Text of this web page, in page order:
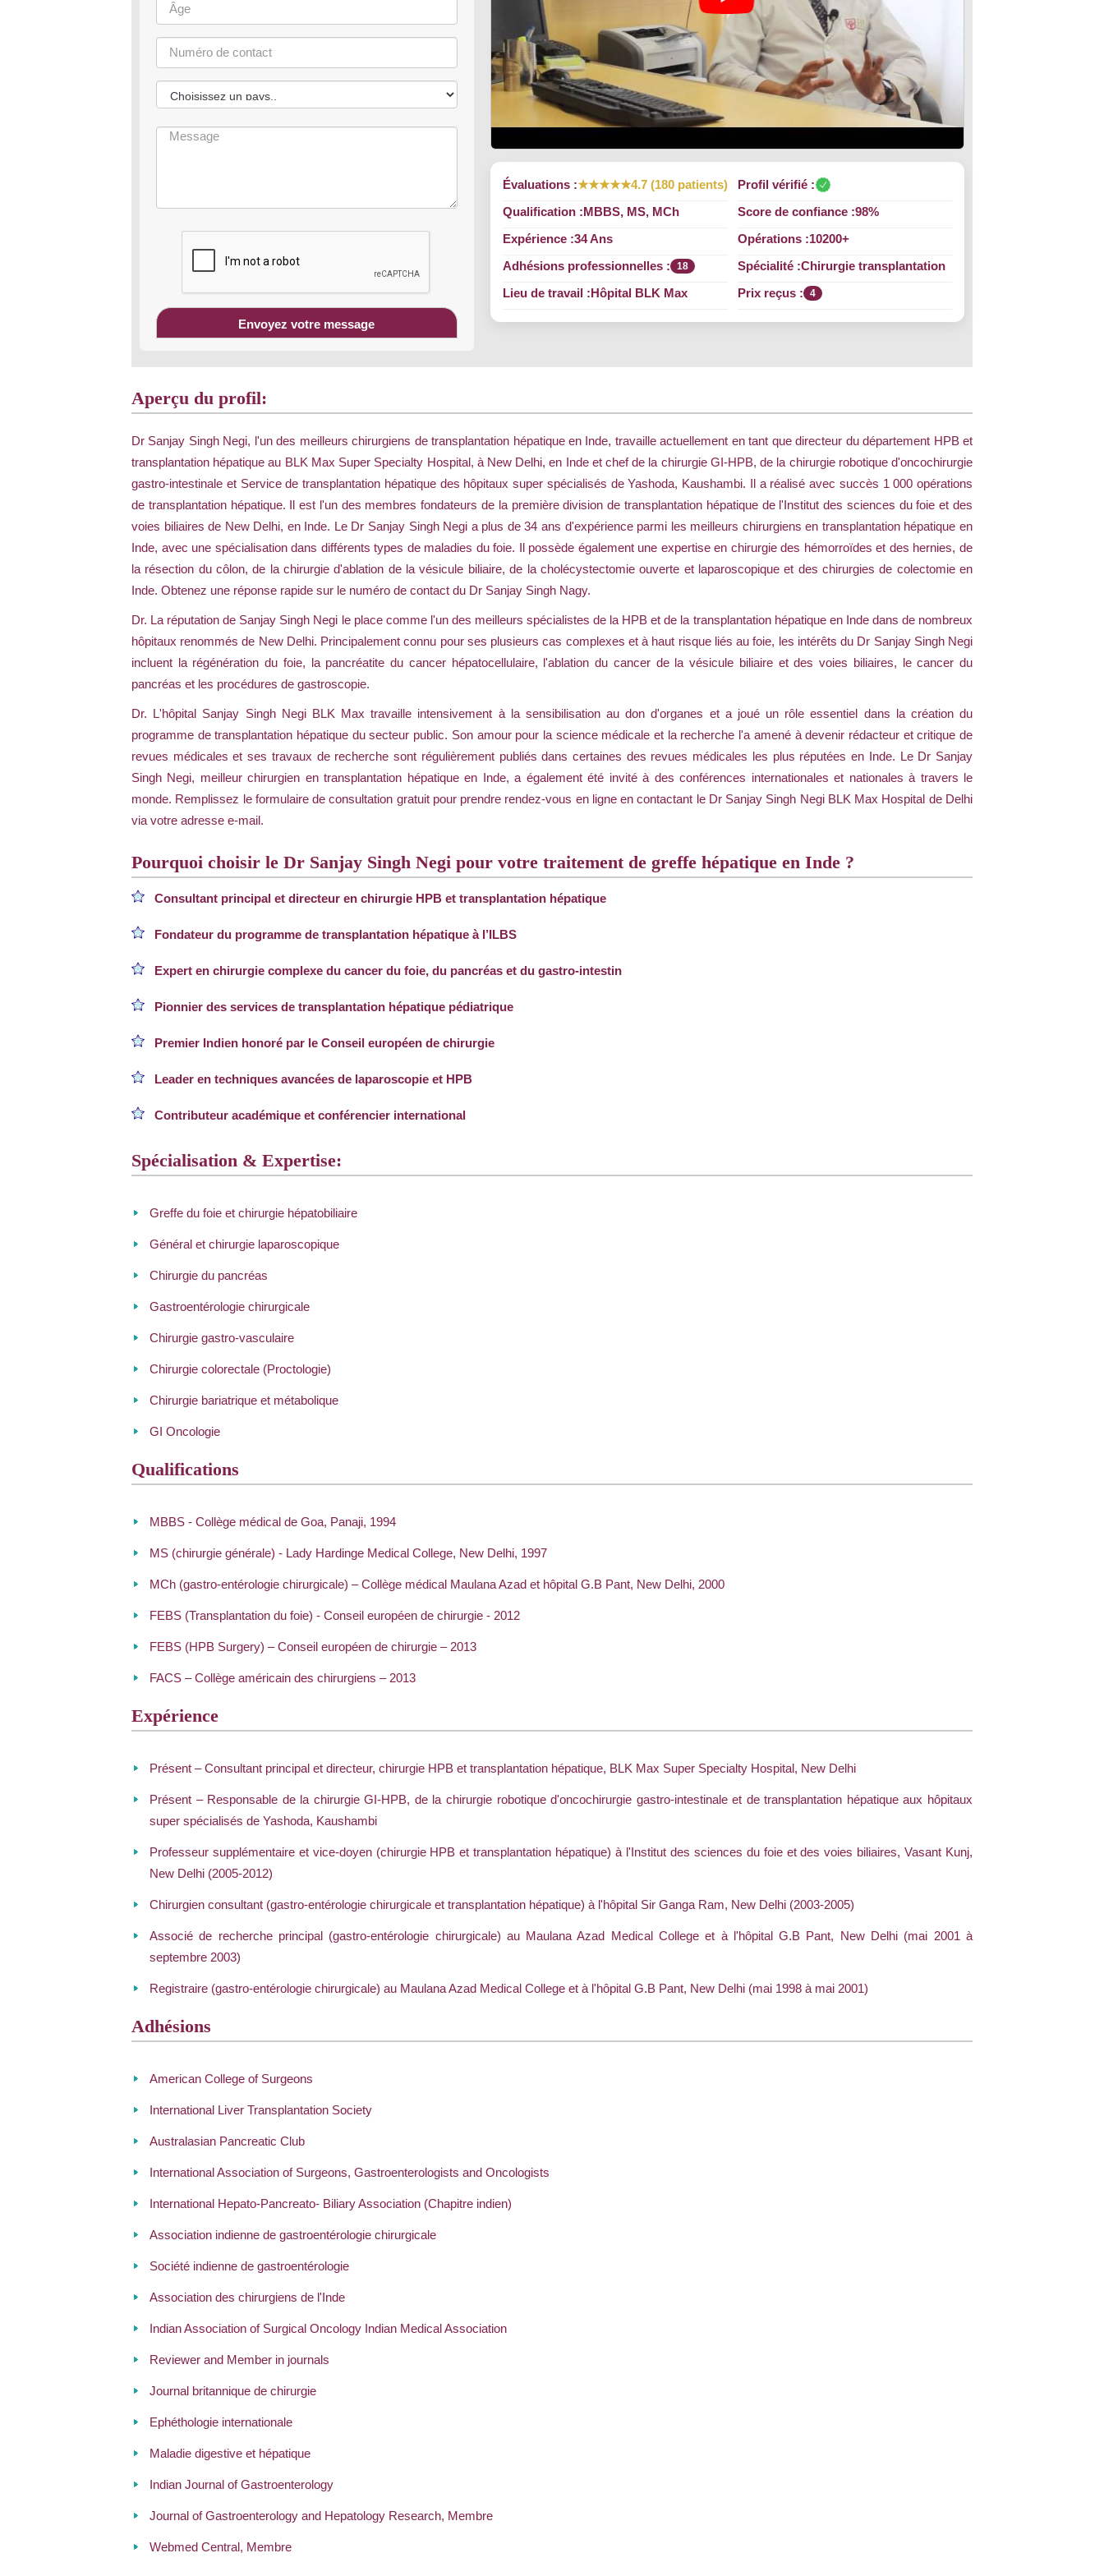
Évaluations :★★★★★4.7 (180 patients)
Qualification :MBBS, MS, MCh
Expérience :34 Ans
Adhésions professionnelles :
18
Lieu de travail :Hôpital BLK Max
Profil vérifié :
Score de confiance :98%
Opérations :10200+
Spécialité :Chirurgie transplantation
Prix reçus :
4
Aperçu du profil:
Dr Sanjay Singh Negi, l'un des meilleurs chirurgiens de transplantation hépatique en Inde, travaille actuellement en tant que directeur du département HPB et
transplantation hépatique au BLK Max Super Specialty Hospital, à New Delhi, en Inde et chef de la chirurgie GI-HPB, de la chirurgie robotique d'oncochirurgie
gastro-intestinale et Service de transplantation hépatique des hôpitaux super spécialisés de Yashoda, Kaushambi. Il a réalisé avec succès 1 000 opérations
de transplantation hépatique. Il est l'un des membres fondateurs de la première division de transplantation hépatique de l'Institut des sciences du foie et des
voies biliaires de New Delhi, en Inde. Le Dr Sanjay Singh Negi a plus de 34 ans d'expérience parmi les meilleurs chirurgiens en transplantation hépatique en
Inde, avec une spécialisation dans différents types de maladies du foie. Il possède également une expertise en chirurgie des hémorroïdes et des hernies, de
la résection du côlon, de la chirurgie d'ablation de la vésicule biliaire, de la cholécystectomie ouverte et laparoscopique et des chirurgies de colectomie en
Inde. Obtenez une réponse rapide sur le numéro de contact du Dr Sanjay Singh Nagy.
Dr. La réputation de Sanjay Singh Negi le place comme l'un des meilleurs spécialistes de la HPB et de la transplantation hépatique en Inde dans de nombreux
hôpitaux renommés de New Delhi. Principalement connu pour ses plusieurs cas complexes et à haut risque liés au foie, les intérêts du Dr Sanjay Singh Negi
incluent la régénération du foie, la pancréatite du cancer hépatocellulaire, l'ablation du cancer de la vésicule biliaire et des voies biliaires, le cancer du
pancréas et les procédures de gastroscopie.
Dr. L'hôpital Sanjay Singh Negi BLK Max travaille intensivement à la sensibilisation au don d'organes et a joué un rôle essentiel dans la création du
programme de transplantation hépatique du secteur public. Son amour pour la science médicale et la recherche l'a amené à devenir rédacteur et critique de
revues médicales et ses travaux de recherche sont régulièrement publiés dans certaines des revues médicales les plus réputées en Inde. Le Dr Sanjay
Singh Negi, meilleur chirurgien en transplantation hépatique en Inde, a également été invité à des conférences internationales et nationales à travers le
monde. Remplissez le formulaire de consultation gratuit pour prendre rendez-vous en ligne en contactant le Dr Sanjay Singh Negi BLK Max Hospital de Delhi
via votre adresse e-mail.
Pourquoi choisir le Dr Sanjay Singh Negi pour votre traitement de greffe hépatique en Inde ?
Consultant principal et directeur en chirurgie HPB et transplantation hépatique
Fondateur du programme de transplantation hépatique à l’ILBS
Expert en chirurgie complexe du cancer du foie, du pancréas et du gastro-intestin
Pionnier des services de transplantation hépatique pédiatrique
Premier Indien honoré par le Conseil européen de chirurgie
Leader en techniques avancées de laparoscopie et HPB
Contributeur académique et conférencier international
Spécialisation & Expertise:
Greffe du foie et chirurgie hépatobiliaire
Général et chirurgie laparoscopique
Chirurgie du pancréas
Gastroentérologie chirurgicale
Chirurgie gastro-vasculaire
Chirurgie colorectale (Proctologie)
Chirurgie bariatrique et métabolique
GI Oncologie
Qualifications
MBBS - Collège médical de Goa, Panaji, 1994
MS (chirurgie générale) - Lady Hardinge Medical College, New Delhi, 1997
MCh (gastro-entérologie chirurgicale) – Collège médical Maulana Azad et hôpital G.B Pant, New Delhi, 2000
FEBS (Transplantation du foie) - Conseil européen de chirurgie - 2012
FEBS (HPB Surgery) – Conseil européen de chirurgie – 2013
FACS – Collège américain des chirurgiens – 2013
Expérience
Présent – Consultant principal et directeur, chirurgie HPB et transplantation hépatique, BLK Max Super Specialty Hospital, New Delhi
Présent – Responsable de la chirurgie GI-HPB, de la chirurgie robotique d'oncochirurgie gastro-intestinale et de transplantation hépatique aux hôpitaux
super spécialisés de Yashoda, Kaushambi
Professeur supplémentaire et vice-doyen (chirurgie HPB et transplantation hépatique) à l'Institut des sciences du foie et des voies biliaires, Vasant Kunj,
New Delhi (2005-2012)
Chirurgien consultant (gastro-entérologie chirurgicale et transplantation hépatique) à l'hôpital Sir Ganga Ram, New Delhi (2003-2005)
Associé de recherche principal (gastro-entérologie chirurgicale) au Maulana Azad Medical College et à l'hôpital G.B Pant, New Delhi (mai 2001 à
septembre 2003)
Registraire (gastro-entérologie chirurgicale) au Maulana Azad Medical College et à l'hôpital G.B Pant, New Delhi (mai 1998 à mai 2001)
Adhésions
American College of Surgeons
International Liver Transplantation Society
Australasian Pancreatic Club
International Association of Surgeons, Gastroenterologists and Oncologists
International Hepato-Pancreato- Biliary Association (Chapitre indien)
Association indienne de gastroentérologie chirurgicale
Société indienne de gastroentérologie
Association des chirurgiens de l'Inde
Indian Association of Surgical Oncology Indian Medical Association
Reviewer and Member in journals
Journal britannique de chirurgie
Ephéthologie internationale
Maladie digestive et hépatique
Indian Journal of Gastroenterology
Journal of Gastroenterology and Hepatology Research, Membre
Webmed Central, Membre